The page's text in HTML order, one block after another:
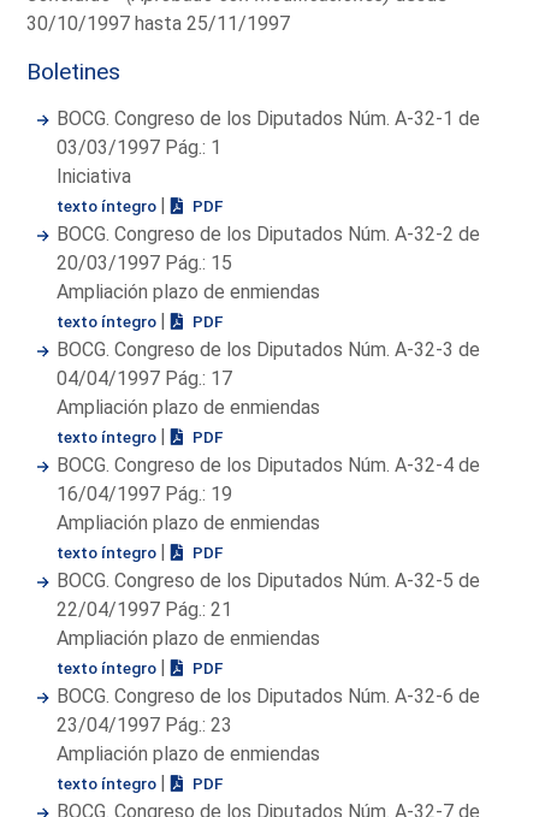
30/10/1997 hasta 25/11/1997
Boletines
BOCG. Congreso de los Diputados Núm. A-32-1 de
03/03/1997 Pág.: 1
Iniciativa
texto íntegro | PDF
BOCG. Congreso de los Diputados Núm. A-32-2 de
20/03/1997 Pág.: 15
Ampliación plazo de enmiendas
texto íntegro | PDF
BOCG. Congreso de los Diputados Núm. A-32-3 de
04/04/1997 Pág.: 17
Ampliación plazo de enmiendas
texto íntegro | PDF
BOCG. Congreso de los Diputados Núm. A-32-4 de
16/04/1997 Pág.: 19
Ampliación plazo de enmiendas
texto íntegro | PDF
BOCG. Congreso de los Diputados Núm. A-32-5 de
22/04/1997 Pág.: 21
Ampliación plazo de enmiendas
texto íntegro | PDF
BOCG. Congreso de los Diputados Núm. A-32-6 de
23/04/1997 Pág.: 23
Ampliación plazo de enmiendas
texto íntegro | PDF
BOCG. Congreso de los Diputados Núm. A-32-7 de